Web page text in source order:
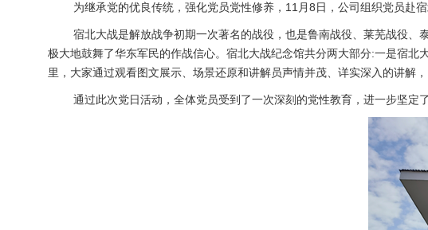
为继承党的优良传统，强化党员党性修养，11月8日，公司组织党员赴
宿北大战是解放战争初期一次著名的战役，也是鲁南战役、莱芜战役
极大地鼓舞了华东军民的作战信心。宿北大战纪念馆共分两大部分:一是宿
里，大家通过观看图文展示、场景还原和讲解员声情并茂、详实深入的讲解
通过此次党日活动，全体党员受到了一次深刻的党性教育，进一步坚定